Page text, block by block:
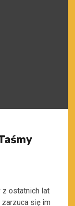
z ostatnich lat
się im